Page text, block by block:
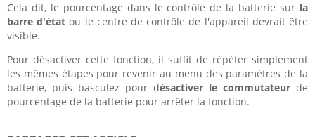
Cela dit, le pourcentage dans le contrôle de la batterie sur la
barre d'étatou le centre de contrôle de l'appareil devrait être
visible.
Pour désactiver cette fonction, il suffit de répéter simplement
les mêmes étapes pour revenir au menu des paramètres de la
batterie, puis basculez pour désactiver le commutateur de
pourcentage de la batterie pour arrêter la fonction.